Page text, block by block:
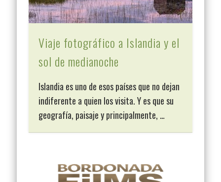
Viaje fotográfico a Islandia y el
sol de medianoche
Islandia es uno de esos países que no dejan
indiferente a quien los visita. Y es que su
geografía, paisaje y principalmente, …